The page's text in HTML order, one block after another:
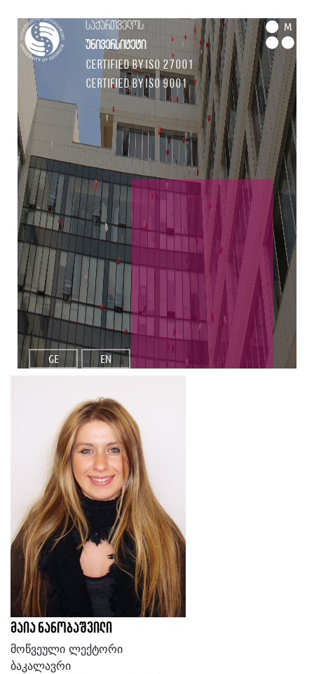
საქართველოს
უნივერსიტეტი
Certified by ISO 27001
Certified by ISO 9001
M
GE EN
მაია ნანობაშვილი
მოწვეული ლექტორი
ბაკალავრი